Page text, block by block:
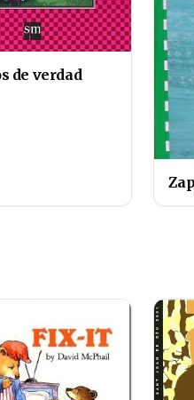
de verdad